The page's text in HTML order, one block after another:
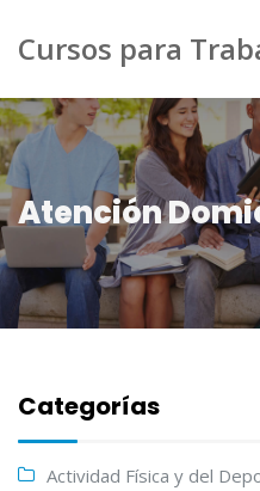
Cursos para
Atención
Categorías
Actividad Física y del